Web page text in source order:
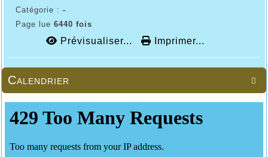

Calendrier
Catégorie : -
Page lue 6440 fois
Prévisualiser... Imprimer...